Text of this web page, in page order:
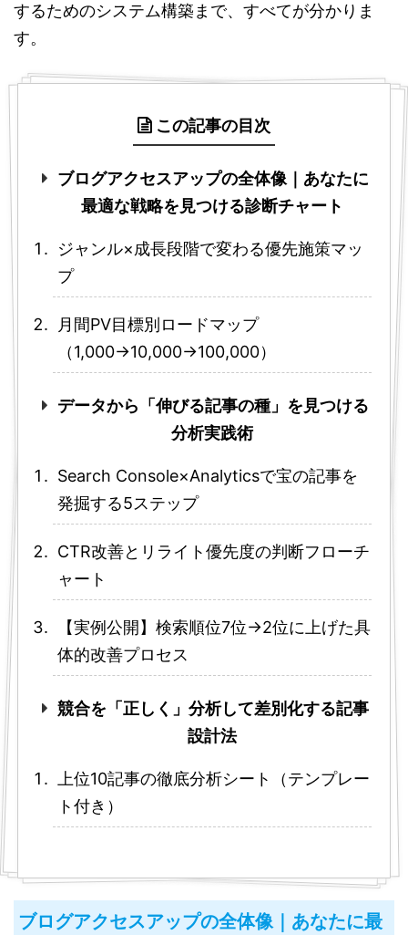
するためのシステム構築まで、すべてが分かりま
す。
この記事の目次
ブログアクセスアップの全体像｜あなたに
最適な戦略を見つける診断チャート
ジャンル×成長段階で変わる優先施策マッ
プ
月間PV目標別ロードマップ
（1,000→10,000→100,000）
データから「伸びる記事の種」を見つける
分析実践術
Search Console×Analyticsで宝の記事を
発掘する5ステップ
CTR改善とリライト優先度の判断フローチ
ャート
【実例公開】検索順位7位→2位に上げた具
体的改善プロセス
競合を「正しく」分析して差別化する記事
設計法
上位10記事の徹底分析シート（テンプレー
ト付き）
ブログアクセスアップの全体像｜あなたに最